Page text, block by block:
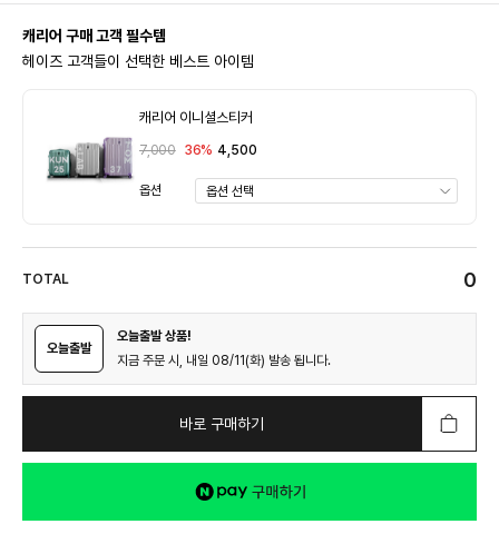
캐리어 구매 고객 필수템
헤이즈 고객들이 선택한 베스트 아이템
캐리어 이니셜스티커
7,000 36% 4,500
옵션
TOTAL 0
오늘출발
오늘출발 상품!
지금 주문 시, 내일 08/11(화) 발송 됩니다.
바로 구매하기